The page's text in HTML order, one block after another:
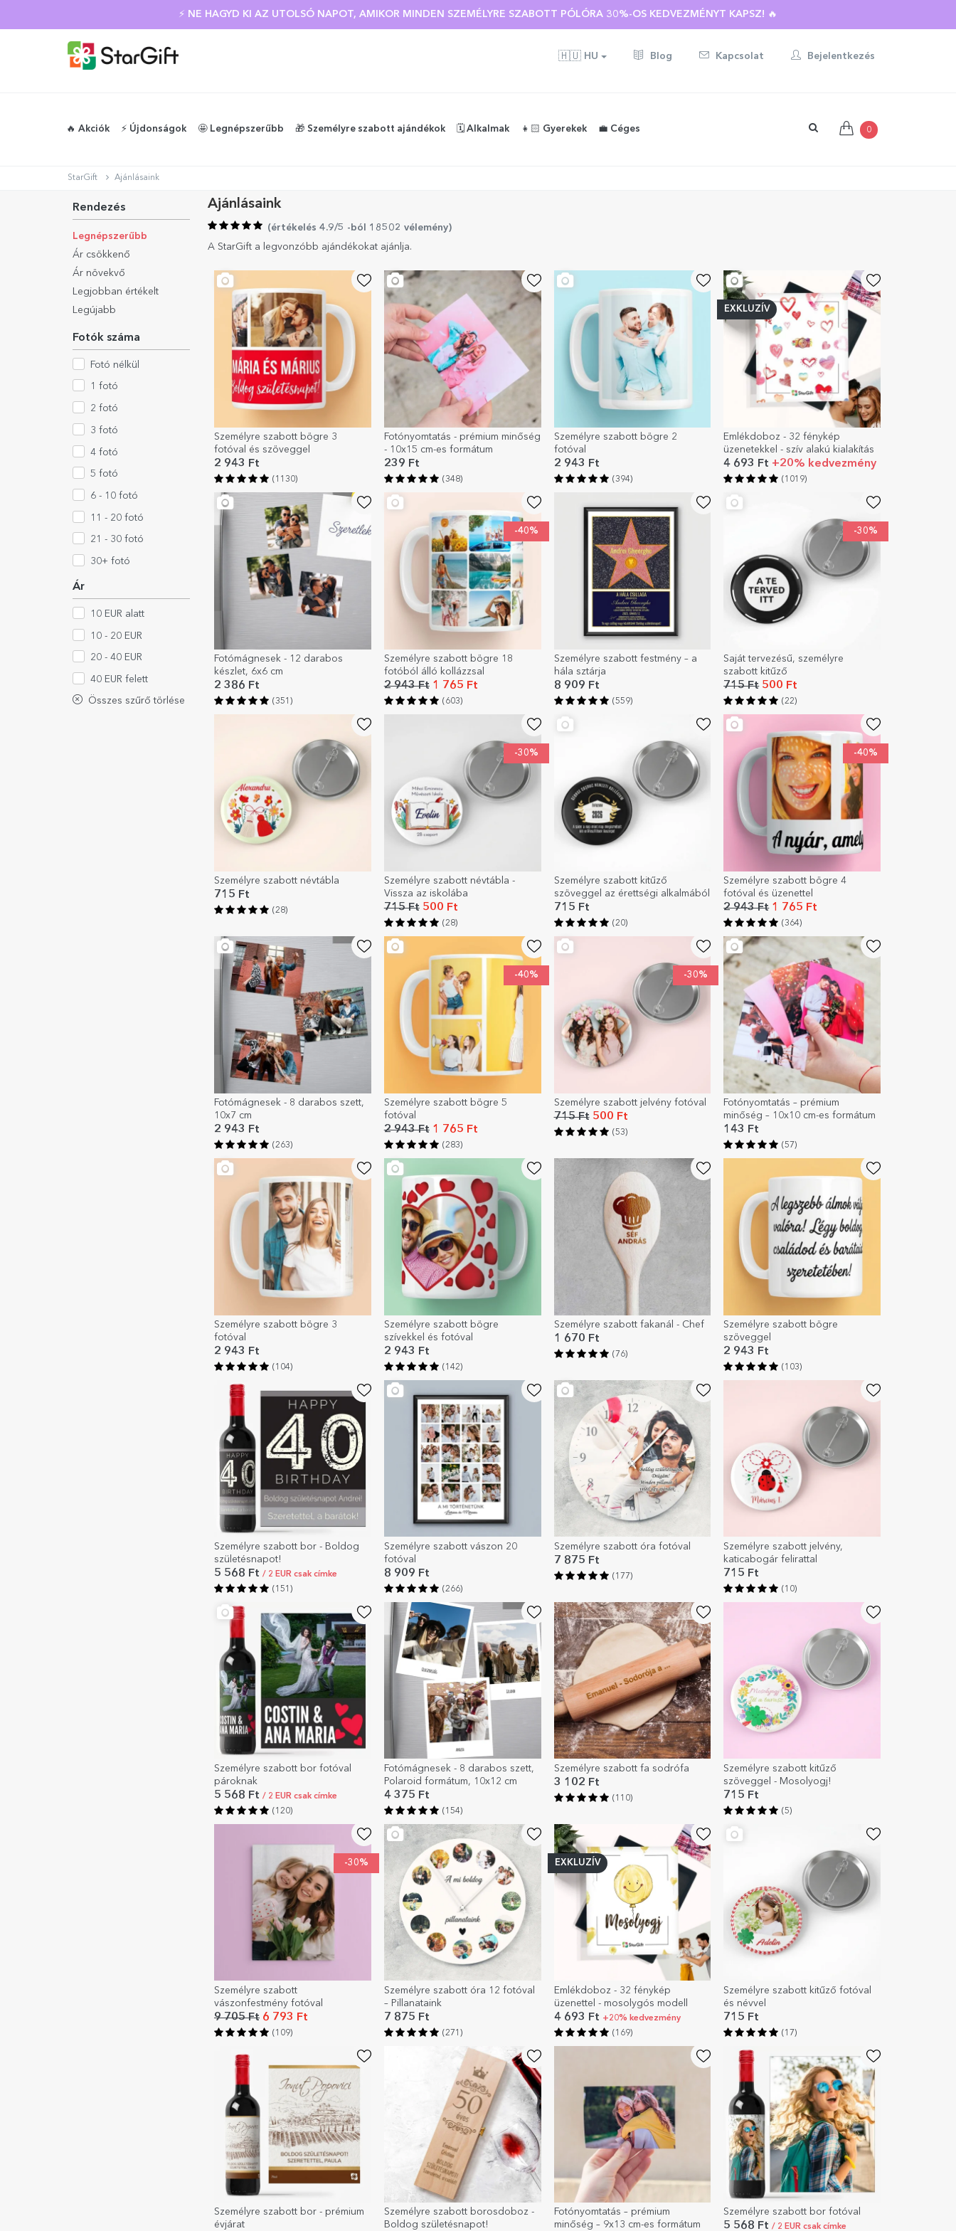
⚡ NE HAGYD KI AZ UTOLSÓ NAPOT, AMIKOR MINDEN SZEMÉLYRE SZABOTT PÓLÓRA 30%-OS KEDVEZMÉNYT KAPSZ! 🔥
NYÁRI KIÁRUSÍTÁS 🌴 AKÁR 40%-OS KEDVEZMÉNY TÖBB MINT 100 SZEMÉLYRE SZABOTT AJÁNDÉKRA ☀️
🇭🇺 HU Blog Kapcsolat Bejelentkezés
🔥 Akciók ⚡️ Újdonságok 🤩 Legnépszerűbb 🎁 Személyre szabott ajándékok 🗓️ Alkalmak 👧🏻 Gyerekek 💼 Céges 0
StarGift Ajánlásaink
Rendezés
Legnépszerűbb
Ár csökkenő
Ár növekvő
Legjobban értékelt
Legújabb
Fotók száma
Fotó nélkül
1 fotó
2 fotó
3 fotó
4 fotó
5 fotó
6 - 10 fotó
11 - 20 fotó
21 - 30 fotó
30+ fotó
Ár
10 EUR alatt
10 - 20 EUR
20 - 40 EUR
40 EUR felett
Összes szűrő törlése
Ajánlásaink
(értékelés 4.9/5 -ból 18502 vélemény)
A StarGift a legvonzóbb ajándékokat ajánlja.
Személyre szabott bögre 3
fotóval és szöveggel
2 943 Ft
(1130)
Fotónyomtatás - prémium minőség
- 10x15 cm-es formátum
239 Ft
(348)
Személyre szabott bögre 2
fotóval
2 943 Ft
(394)
EXKLUZÍV
Emlékdoboz - 32 fénykép
üzenetekkel - szív alakú kialakítás
4 693 Ft +20% kedvezmény
(1019)
Fotómágnesek - 12 darabos
készlet, 6x6 cm
2 386 Ft
(351)
-40%
Személyre szabott bögre 18
fotóból álló kollázzsal
2 943 Ft1 765 Ft
(603)
Személyre szabott festmény – a
hála sztárja
8 909 Ft
(559)
-30%
Saját tervezésű, személyre
szabott kitűző
715 Ft500 Ft
(22)
Személyre szabott névtábla
715 Ft
(28)
-30%
Személyre szabott névtábla -
Vissza az iskolába
715 Ft500 Ft
(28)
Személyre szabott kitűző
szöveggel az érettségi alkalmából
715 Ft
(20)
-40%
Személyre szabott bögre 4
fotóval és üzenettel
2 943 Ft1 765 Ft
(364)
Fotómágnesek - 8 darabos szett,
10x7 cm
2 943 Ft
(263)
-40%
Személyre szabott bögre 5
fotóval
2 943 Ft1 765 Ft
(283)
-30%
Személyre szabott jelvény fotóval
715 Ft500 Ft
(53)
Fotónyomtatás – prémium
minőség – 10x10 cm-es formátum
143 Ft
(57)
Személyre szabott bögre 3
fotóval
2 943 Ft
(104)
Személyre szabott bögre
szívekkel és fotóval
2 943 Ft
(142)
Személyre szabott fakanál - Chef
1 670 Ft
(76)
Személyre szabott bögre
szöveggel
2 943 Ft
(103)
Személyre szabott bor - Boldog
születésnapot!
5 568 Ft / 2 EUR csak címke
(151)
Személyre szabott vászon 20
fotóval
8 909 Ft
(266)
Személyre szabott óra fotóval
7 875 Ft
(177)
Személyre szabott jelvény,
katicabogár felirattal
715 Ft
(10)
Személyre szabott bor fotóval
pároknak
5 568 Ft / 2 EUR csak címke
(120)
Fotómágnesek - 8 darabos szett,
Polaroid formátum, 10x12 cm
4 375 Ft
(154)
Személyre szabott fa sodrófa
3 102 Ft
(110)
Személyre szabott kitűző
szöveggel - Mosolyogj!
715 Ft
(5)
-30%
Személyre szabott
vászonfestmény fotóval
9 705 Ft 6 793 Ft
(109)
Személyre szabott óra 12 fotóval
– Pillanataink
7 875 Ft
(271)
EXKLUZÍV
Emlékdoboz - 32 fénykép
üzenettel - mosolygós modell
4 693 Ft +20% kedvezmény
(169)
Személyre szabott kitűző fotóval
és névvel
715 Ft
(17)
Személyre szabott bor - prémium
évjárat
Személyre szabott borosdoboz -
Boldog születésnapot!
Fotónyomtatás – prémium
minőség – 9x13 cm-es formátum
Személyre szabott bor fotóval
5 568 Ft/ 2 EUR csak címke